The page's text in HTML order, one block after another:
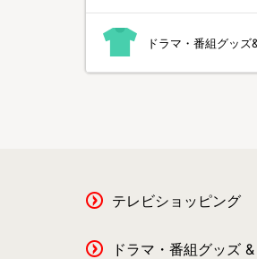
ドラマ・番組グッズ
テレビショッピング
ドラマ・番組グッズ